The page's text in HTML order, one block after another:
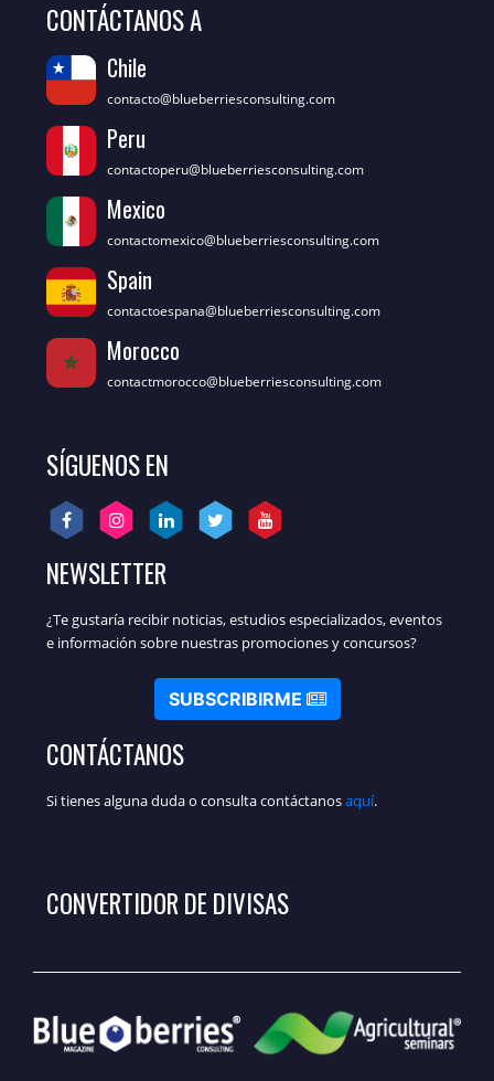
CONTÁCTANOS A
Chile
contacto@blueberriesconsulting.com
Peru
contactoperu@blueberriesconsulting.com
Mexico
contactomexico@blueberriesconsulting.com
Spain
contactoespana@blueberriesconsulting.com
Morocco
contactmorocco@blueberriesconsulting.com
SÍGUENOS EN
NEWSLETTER
¿Te gustaría recibir noticias, estudios especializados, eventos
e información sobre nuestras promociones y concursos?
SUBSCRIBIRME
CONTÁCTANOS
Si tienes alguna duda o consulta contáctanosaquí.
CONVERTIDOR DE DIVISAS